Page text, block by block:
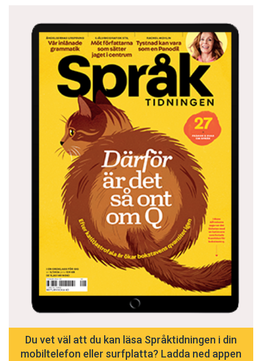
Du vet väl att du kan läsa Språktidningen i din
mobiltelefon eller surfplatta? Ladda ned appen